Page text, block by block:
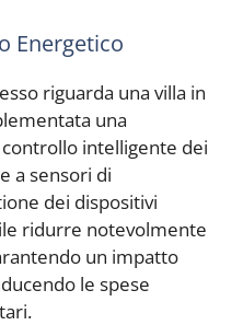
Energetico
riguarda una villa in
una
intelligente dei
a sensori di
dei dispositivi
ridurre notevolmente
un impatto
le spese